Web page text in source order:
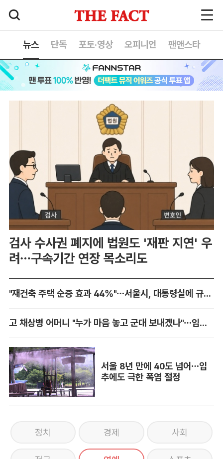
뉴스 단독 포토·영상 오피니언 팬앤스타
검사 수사권 폐지에 법원도 '재판 지연' 우
려…구속기간 연장 목소리도
"재건축 주택 순증 효과 44%"…서울시, 대통령실에 규제 완화 건의
고 채상병 어머니 "누가 마음 놓고 군대 보내겠나"…임성근 징역 3년에 분통
서울 8년 만에 40도 넘어…입
추에도 극한 폭염 절정
정치 경제 사회